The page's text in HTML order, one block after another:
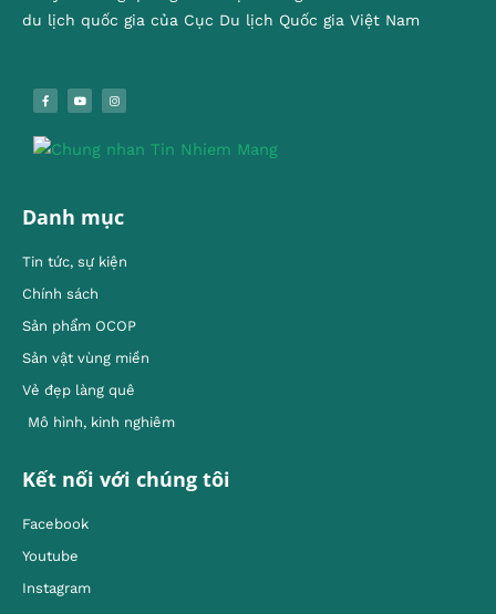
du lịch quốc gia của Cục Du lịch Quốc gia Việt Nam
Danh mục
Tin tức, sự kiện
Chính sách
Sản phẩm OCOP
Sản vật vùng miền
Vẻ đẹp làng quê
Mô hình, kinh nghiêm
Kết nối với chúng tôi
Facebook
Youtube
Instagram